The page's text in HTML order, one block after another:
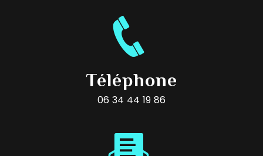
Téléphone
06 34 44 19 86